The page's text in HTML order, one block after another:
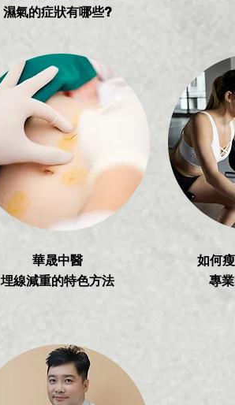
濕氣的症狀有哪些?
華晟中醫
埋線減重的特色方法
如何
專